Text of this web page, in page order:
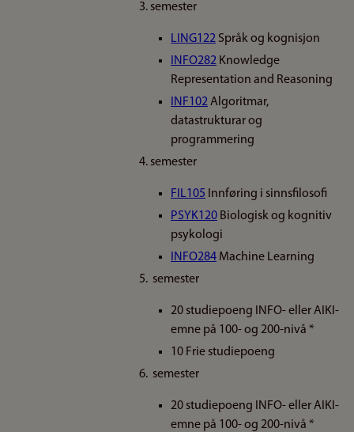
3. semester
LING122 Språk og kognisjon
INFO282 Knowledge
Representation and Reasoning
INF102Algoritmar,
datastrukturar og
programmering
4. semester
FIL105 Innføring i sinnsfilosofi
PSYK120 Biologisk og kognitiv
psykologi
INFO284 Machine Learning
5. semester
20 studiepoeng INFO- eller AIKI-
emne på 100- og 200-nivå *
10 Frie studiepoeng
6. semester
20 studiepoeng INFO- eller AIKI-
emne på 100- og 200-nivå *